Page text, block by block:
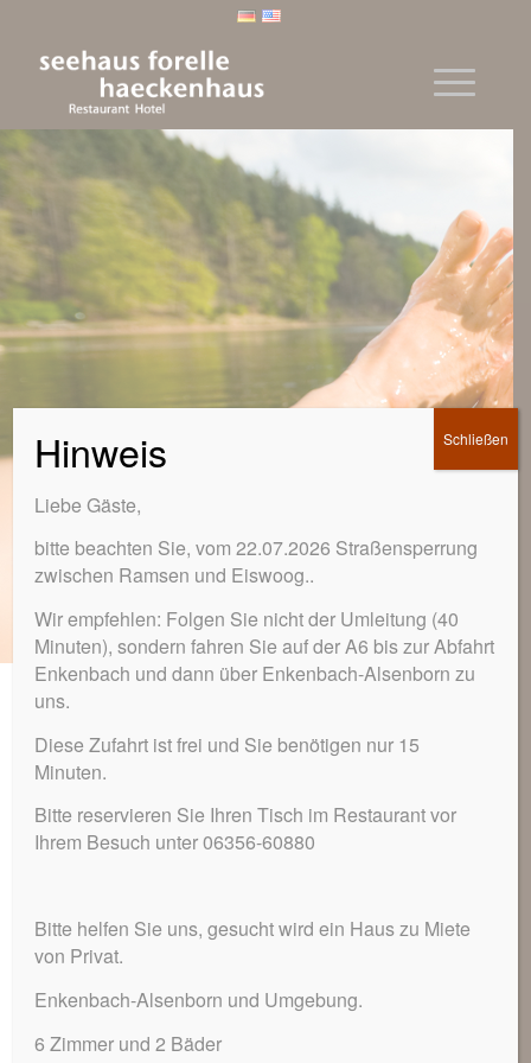
In Beachtung der Philosophie des Entschleunigens der Ihre
goldene Zeit-Rheinlandpfalz finden Sie bei uns die Ruhe um
aus dem Alltag zu fliehen. Ohne Fernseh, Handy und anderen
bindenden Dingen finden Sie bei uns die Ruhe sich um Ihre
dem kühlen Nass des Sees und der Ruhe des
Naturschutzgebietes
Pfälzerwald/Nordvogesen
finden Sie bei uns einen Ort zum
Entschleunigen.
Hinweis
Liebe Gäste,
bitte beachten Sie, vom 22.07.2026 Straßensperrung
zwischen Ramsen und Eiswoog..
Wir empfehlen: Folgen Sie nicht der Umleitung (40
Minuten), sondern fahren Sie auf der A6 bis zur Abfahrt
Enkenbach und dann über Enkenbach-Alsenborn zu
uns.
Diese Zufahrt ist frei und Sie benötigen nur 15
Minuten.
Bitte reservieren Sie Ihren Tisch im Restaurant vor
Ihrem Besuch unter 06356-60880
Bitte helfen Sie uns, gesucht wird ein Haus zu Miete
von Privat.
Enkenbach-Alsenborn und Umgebung.
6 Zimmer und 2 Bäder
Schließen